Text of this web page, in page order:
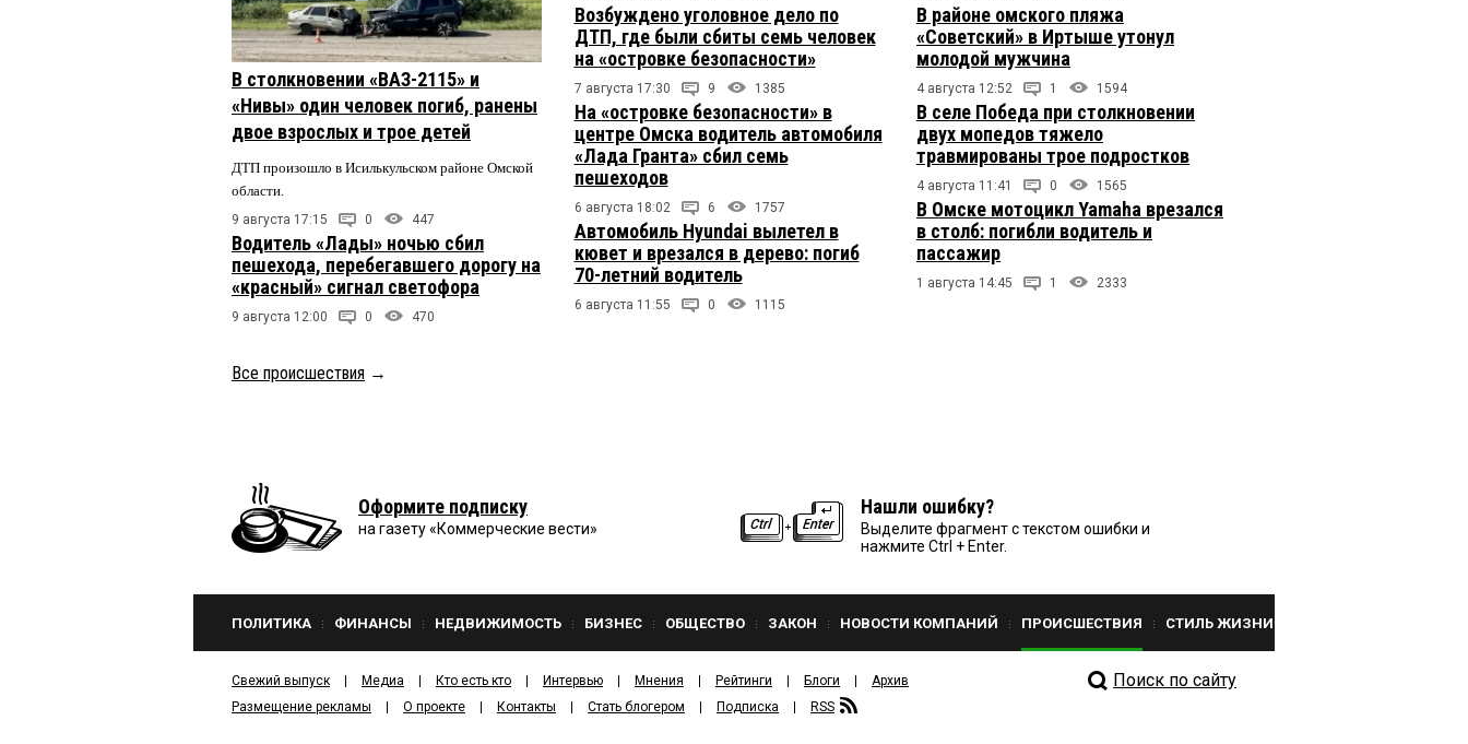
В столкновении «ВАЗ-2115» и
«Нивы» один человек погиб, ранены
двое взрослых и трое детей
ДТП произошло в Исилькульском районе Омской
области.
9 августа 17:15 0 447
Водитель «Лады» ночью сбил
пешехода, перебегавшего дорогу на
«красный» сигнал светофора
9 августа 12:00 0 470
Возбуждено уголовное дело по
ДТП, где были сбиты семь человек
на «островке безопасности»
7 августа 17:30 9 1385
На «островке безопасности» в
центре Омска водитель автомобиля
«Лада Гранта» сбил семь
пешеходов
6 августа 18:02 6 1757
Автомобиль Hyundai вылетел в
кювет и врезался в дерево: погиб
70-летний водитель
6 августа 11:55 0 1115
В районе омского пляжа
«Советский» в Иртыше утонул
молодой мужчина
4 августа 12:52 1 1594
В селе Победа при столкновении
двух мопедов тяжело
травмированы трое подростков
4 августа 11:41 0 1565
В Омске мотоцикл Yamaha врезался
в столб: погибли водитель и
пассажир
1 августа 14:45 1 2333
Все происшествия →
Оформите подписку
на газету «Коммерческие вести»
Нашли ошибку?
Выделите фрагмент с текстом ошибки и
нажмите Ctrl + Enter.
ПОЛИТИКА ФИНАНСЫ НЕДВИЖИМОСТЬ БИЗНЕС ОБЩЕСТВО ЗАКОН НОВОСТИ КОМПАНИЙ ПРОИСШЕСТВИЯ СТИЛЬ ЖИЗНИ
Свежий выпуск Медиа Кто есть кто Интервью Мнения Рейтинги Блоги
Архив
Размещение рекламы
О проекте Контакты Стать блогером Подписка RSS
Поиск по сайту